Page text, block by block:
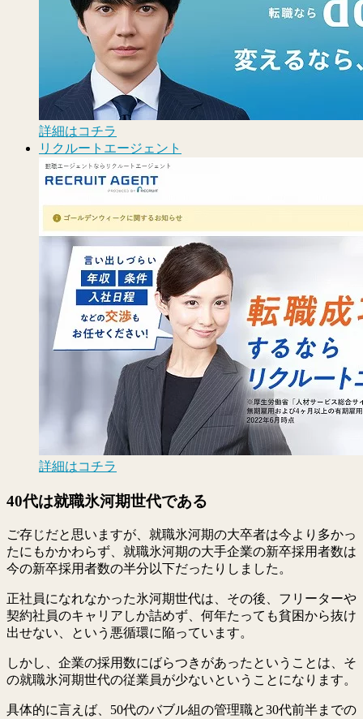
詳細はコチラ
リクルートエージェント
詳細はコチラ
40代は就職氷河期世代である
ご存じだと思いますが、就職氷河期の大卒者は今より多かっ
たにもかかわらず、就職氷河期の大手企業の新卒採用者数は
今の新卒採用者数の半分以下だったりしました。
正社員になれなかった氷河期世代は、その後、フリーターや
契約社員のキャリアしか詰めず、何年たっても貧困から抜け
出せない、という悪循環に陥っています。
しかし、企業の採用数にばらつきがあったということは、そ
の就職氷河期世代の従業員が少ないということになります。
具体的に言えば、50代のバブル組の管理職と30代前半までの